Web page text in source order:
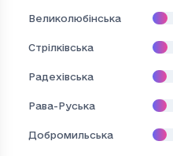
Великолюбінська
Стрілківська
Радехівська
Рава-Руська
Добромильська